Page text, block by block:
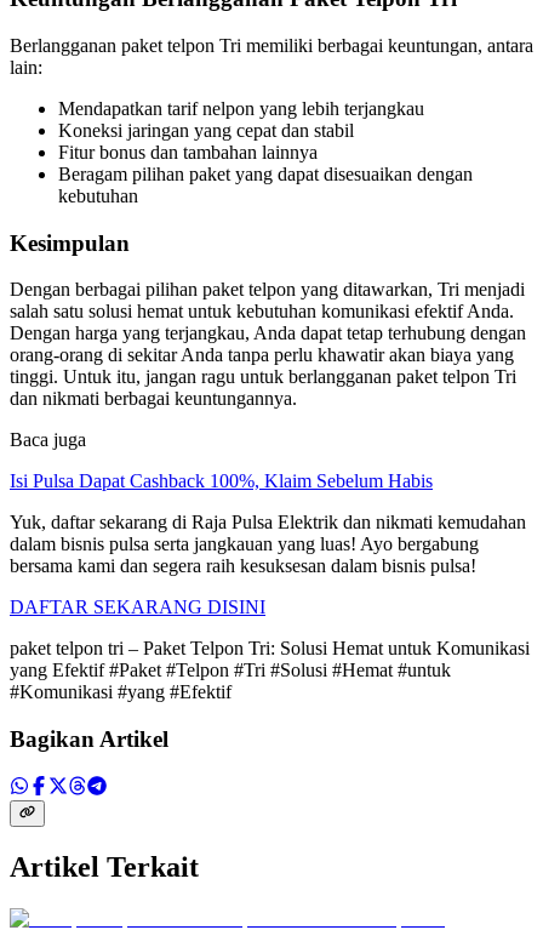
Berlangganan paket telpon Tri memiliki berbagai keuntungan, antara
lain:
Mendapatkan tarif nelpon yang lebih terjangkau
Koneksi jaringan yang cepat dan stabil
Fitur bonus dan tambahan lainnya
Beragam pilihan paket yang dapat disesuaikan dengan
kebutuhan
Kesimpulan
Dengan berbagai pilihan paket telpon yang ditawarkan, Tri menjadi
salah satu solusi hemat untuk kebutuhan komunikasi efektif Anda.
Dengan harga yang terjangkau, Anda dapat tetap terhubung dengan
orang-orang di sekitar Anda tanpa perlu khawatir akan biaya yang
tinggi. Untuk itu, jangan ragu untuk berlangganan paket telpon Tri
dan nikmati berbagai keuntungannya.
Baca juga
Isi Pulsa Dapat Cashback 100%, Klaim Sebelum Habis
Yuk, daftar sekarang di Raja Pulsa Elektrik dan nikmati kemudahan
dalam bisnis pulsa serta jangkauan yang luas! Ayo bergabung
bersama kami dan segera raih kesuksesan dalam bisnis pulsa!
DAFTAR SEKARANG DISINI
paket telpon tri – Paket Telpon Tri: Solusi Hemat untuk Komunikasi
yang Efektif #Paket #Telpon #Tri #Solusi #Hemat #untuk
#Komunikasi #yang #Efektif
Bagikan Artikel
Artikel Terkait